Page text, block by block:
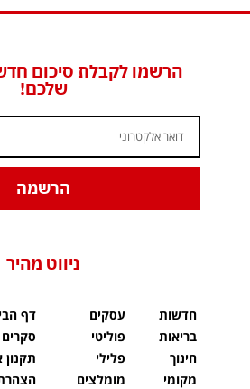
הרשמו לקבלת סיכום
שלכם!
הרשמה
ניווט מהיר
חדשות
בריאות
חינוך
מקומי
עסקים
פוליטי
פלילי
מומלצים
דף
סקרים